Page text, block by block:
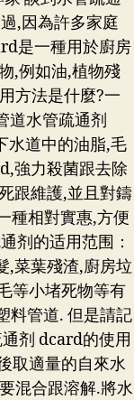
,因為許多家庭
是一種用於廚房
,例如油,植物殘
方法是什麼?一
道水管疏通剂
水道中的油脂,毛
強力殺菌跟去除
跟維護,並且對鑄
種相對實惠,方便
剂的适用范围：
,菜葉殘渣,廚房垃
等小堵死物等有
料管道. 但是請記
剂 dcard的使用
取適量的自來水
混合跟溶解.將水